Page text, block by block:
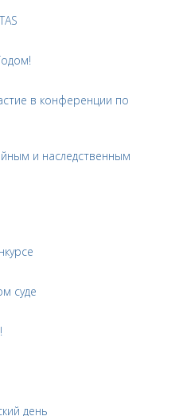
в конференции по
и наследственным
суде
день